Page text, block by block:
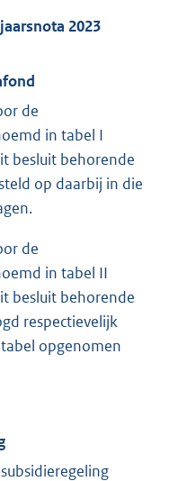
2023
de
in tabel I
besluit behorende
op daarbij in die
de
in tabel II
besluit behorende
respectievelijk
opgenomen